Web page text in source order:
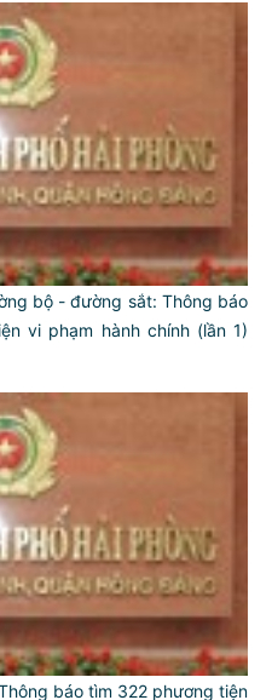
bộ - đường sắt: Thông báo
vi phạm hành chính (lần 1)
báo tìm 322 phương tiện